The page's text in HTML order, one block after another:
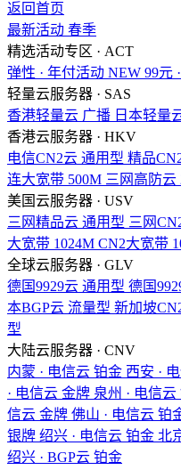
返回首页
最新活动 春季
精选活动专区 · ACT
弹性 · 年付活动 NEW 99元
轻量云服务器 · SAS
香港轻量云 广播 日本轻量
香港云服务器 · HKV
电信CN2云 通用型 精品
连大宽带 500M 三网高防云
美国云服务器 · USV
三网精品云 通用型 三网
大宽带 1024M CN2大宽带
全球云服务器 · GLV
德国9929云 通用型 德国
本BGP云 流量型 新加坡
型
大陆云服务器 · CNV
内蒙 · 电信云 铂金 西安 ·
· 电信云 金牌 泉州 · 电信云
信云 金牌 佛山 · 电信云 铂
银牌 绍兴 · 电信云 铂金 北
绍兴 · BGP云 铂金